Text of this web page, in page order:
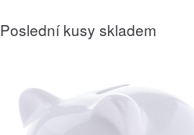
Poslední kusy skladem